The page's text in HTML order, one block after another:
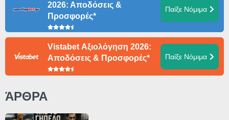
2026: Αποδόσεις &
Προσφορές*
Παίξε Νόμιμα
Vistabet Αξιολόγηση 2026:
Αποδόσεις & Προσφορές*
Παίξε Νόμιμα
ΆΡΘΡΑ